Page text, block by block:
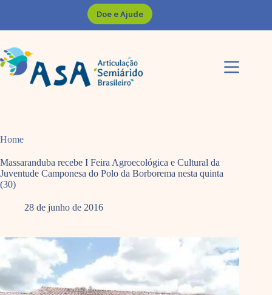
Doe e Ajude
Home
Massaranduba recebe I Feira Agroecológica e Cultural da
Juventude Camponesa do Polo da Borborema nesta quinta
(30)
28 de junho de 2016